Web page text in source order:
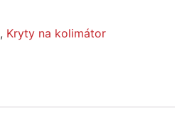
, Kryty na kolimátor